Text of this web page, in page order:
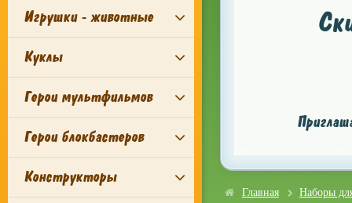
Игрушки - животные
Куклы
Герои мультфильмов
Герои блокбастеров
Конструкторы
Главная Наборы